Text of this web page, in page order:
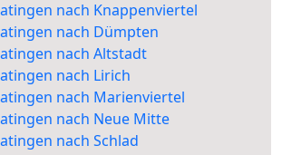
nach Knappenviertel
nach Dümpten
nach Altstadt
nach Lirich
nach Marienviertel
nach Neue Mitte
nach Schlad